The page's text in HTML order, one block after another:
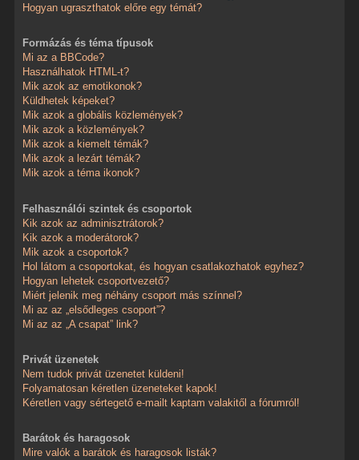
Hogyan ugraszthatok előre egy témát?
Formázás és téma típusok
Mi az a BBCode?
Használhatok HTML-t?
Mik azok az emotikonok?
Küldhetek képeket?
Mik azok a globális közlemények?
Mik azok a közlemények?
Mik azok a kiemelt témák?
Mik azok a lezárt témák?
Mik azok a téma ikonok?
Felhasználói szintek és csoportok
Kik azok az adminisztrátorok?
Kik azok a moderátorok?
Mik azok a csoportok?
Hol látom a csoportokat, és hogyan csatlakozhatok egyhez?
Hogyan lehetek csoportvezető?
Miért jelenik meg néhány csoport más színnel?
Mi az az „elsődleges csoport”?
Mi az az „A csapat” link?
Privát üzenetek
Nem tudok privát üzenetet küldeni!
Folyamatosan kéretlen üzeneteket kapok!
Kéretlen vagy sértegető e-mailt kaptam valakitől a fórumról!
Barátok és haragosok
Mire valók a barátok és haragosok listák?